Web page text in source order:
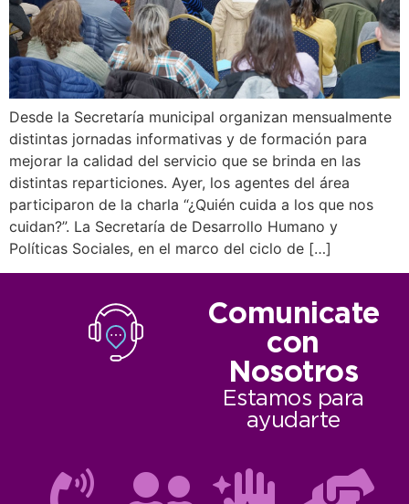
Desde la Secretaría municipal organizan mensualmente
distintas jornadas informativas y de formación para
mejorar la calidad del servicio que se brinda en las
distintas reparticiones. Ayer, los agentes del área
participaron de la charla “¿Quién cuida a los que nos
cuidan?”. La Secretaría de Desarrollo Humano y
Políticas Sociales, en el marco del ciclo de […]
Comunicate
con
Nosotros
Estamos para
ayudarte